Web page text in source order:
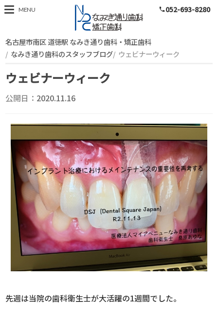
スタッフブログ
MENU phone052-693-8280
名古屋市南区 道徳駅 なみき通り歯科・矯正歯科
なみき通り歯科のスタッフブログ
ウェビナーウィーク
ウェビナーウィーク
公開日： 2020.11.16
先週は当院の歯科衛生士が大活躍の1週間でした。